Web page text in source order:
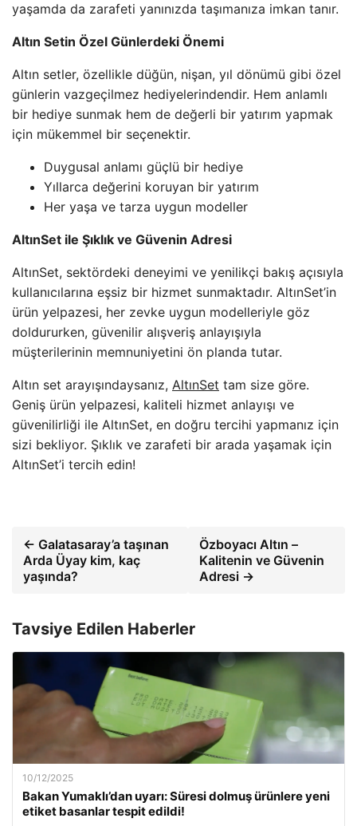
yaşamda da zarafeti yanınızda taşımanıza imkan tanır.
Altın Setin Özel Günlerdeki Önemi
Altın setler, özellikle düğün, nişan, yıl dönümü gibi özel
günlerin vazgeçilmez hediyelerindendir. Hem anlamlı
bir hediye sunmak hem de değerli bir yatırım yapmak
için mükemmel bir seçenektir.
Duygusal anlamı güçlü bir hediye
Yıllarca değerini koruyan bir yatırım
Her yaşa ve tarza uygun modeller
AltınSet ile Şıklık ve Güvenin Adresi
AltınSet, sektördeki deneyimi ve yenilikçi bakış açısıyla
kullanıcılarına eşsiz bir hizmet sunmaktadır. AltınSet’in
ürün yelpazesi, her zevke uygun modelleriyle göz
doldururken, güvenilir alışveriş anlayışıyla
müşterilerinin memnuniyetini ön planda tutar.
Altın set arayışındaysanız, AltınSet tam size göre.
Geniş ürün yelpazesi, kaliteli hizmet anlayışı ve
güvenilirliği ile AltınSet, en doğru tercihi yapmanız için
sizi bekliyor. Şıklık ve zarafeti bir arada yaşamak için
AltınSet’i tercih edin!
← Galatasaray’a taşınan
Arda Üyay kim, kaç
yaşında?
Özboyacı Altın –
Kalitenin ve Güvenin
Adresi →
Tavsiye Edilen Haberler
10/12/2025
Bakan Yumaklı’dan uyarı: Süresi dolmuş ürünlere yeni
etiket basanlar tespit edildi!